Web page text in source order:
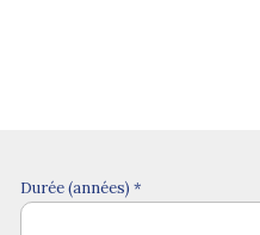
Durée (années) *